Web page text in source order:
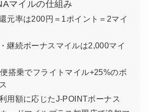
マイルの仕組み
元率は200円＝1ポイント＝2マイ
継続ボーナスマイルは2,000マイ
搭乗でフライトマイル+25%のボ
用額に応じたJ-POINTボーナス